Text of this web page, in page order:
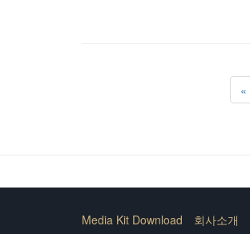
«
Media Kit Download 회사소개